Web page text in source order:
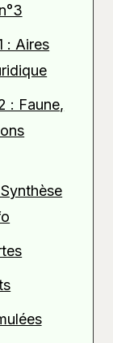
: Aires
: Faune,